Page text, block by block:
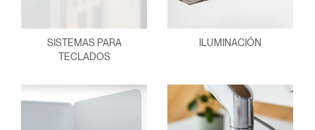
SISTEMAS PARA
TECLADOS
ILUMINACIÓN